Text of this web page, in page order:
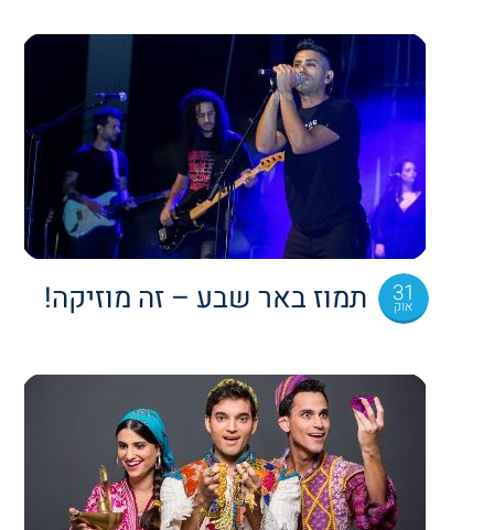
31
אוק תמוז באר שבע – זה מוזיקה!